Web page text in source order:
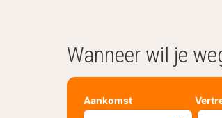
Wanneer wil je
Aankomst